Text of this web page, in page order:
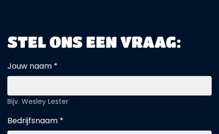
STEL ONS EEN VRAAG:
Jouw naam *
Bijv. Wesley Lester
Bedrijfsnaam *